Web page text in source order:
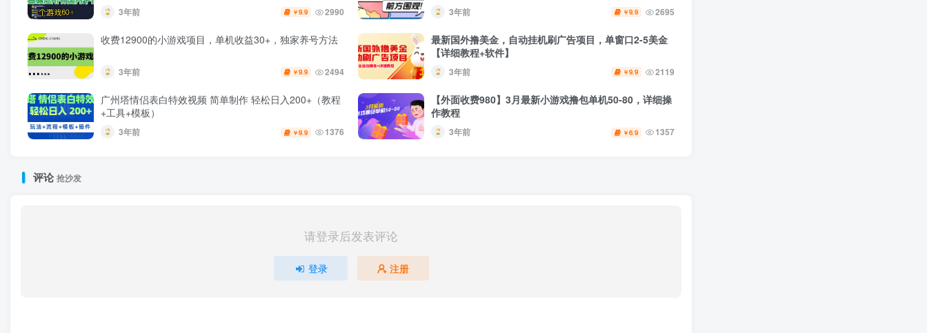
3年前 ￥9.9 2990 3年前 ￥9.9 2695
收费12900的小游戏项目，单机收益30+，独家养号方法
3年前 ￥9.9 2494
最新国外撸美金，自动挂机刷广告项目，单窗口2-5美金
【详细教程+软件】
3年前 ￥9.9 2119
广州塔情侣表白特效视频 简单制作 轻松日入200+（教程
+工具+模板）
3年前 ￥9.9 1376
【外面收费980】3月最新小游戏撸包单机50-80，详细操
作教程
3年前 ￥6.9 1357
评论抢沙发
请登录后发表评论
登录 注册